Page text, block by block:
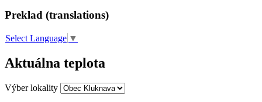
Preklad (translations)
Select Language ▼
Aktuálna teplota
Výber lokality